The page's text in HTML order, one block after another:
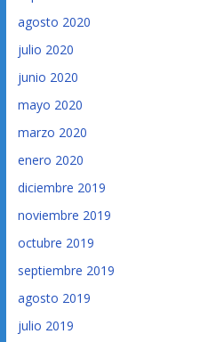
agosto 2020
julio 2020
junio 2020
mayo 2020
marzo 2020
enero 2020
diciembre 2019
noviembre 2019
octubre 2019
septiembre 2019
agosto 2019
julio 2019